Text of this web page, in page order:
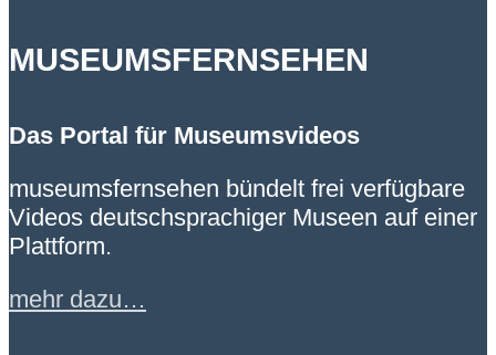
MUSEUMSFERNSEHEN
Das Portal für Museumsvideos
museumsfernsehen bündelt frei verfügbare
Videos deutschsprachiger Museen auf einer
Plattform.
mehr dazu…